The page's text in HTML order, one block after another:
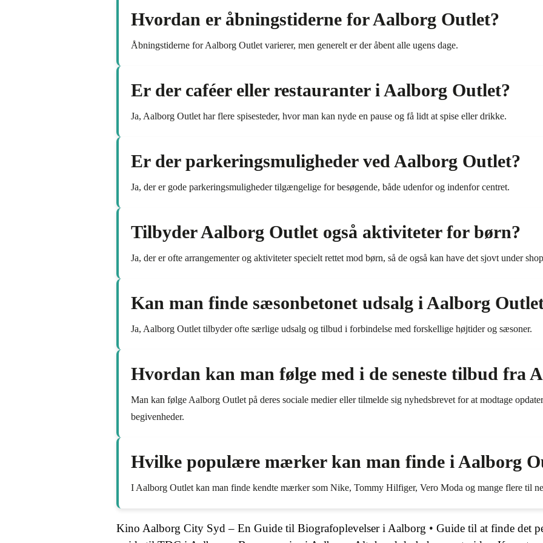
Hvordan er åbningstiderne for Aalborg Outlet?
Åbningstiderne for Aalborg Outlet varierer, men generelt er der åbent alle ugens dage.
Er der caféer eller restauranter i Aalborg Outlet?
Ja, Aalborg Outlet har flere spisesteder, hvor man kan nyde en pause og få lidt at spise eller drikke.
Er der parkeringsmuligheder ved Aalborg Outlet?
Ja, der er gode parkeringsmuligheder tilgængelige for besøgende, både udenfor og indenfor centret.
Tilbyder Aalborg Outlet også aktiviteter for børn?
Ja, der er ofte arrangementer og aktiviteter specielt rettet mod børn, så de også kan have det sjovt under
Kan man finde sæsonbetonet udsalg i Aalborg
Ja, Aalborg Outlet tilbyder ofte særlige udsalg og tilbud i forbindelse med forskellige højtider og sæsoner.
Hvordan kan man følge med i de seneste tilbud fra
Man kan følge Aalborg Outlet på deres sociale medier eller tilmelde sig nyhedsbrevet for at modtage
begivenheder.
Hvilke populære mærker kan man finde i Aalborg
I Aalborg Outlet kan man finde kendte mærker som Nike, Tommy Hilfiger, Vero Moda og mange flere til
Kino Aalborg City Syd – En Guide til Biografoplevelser i Aalborg • Guide til at finde det